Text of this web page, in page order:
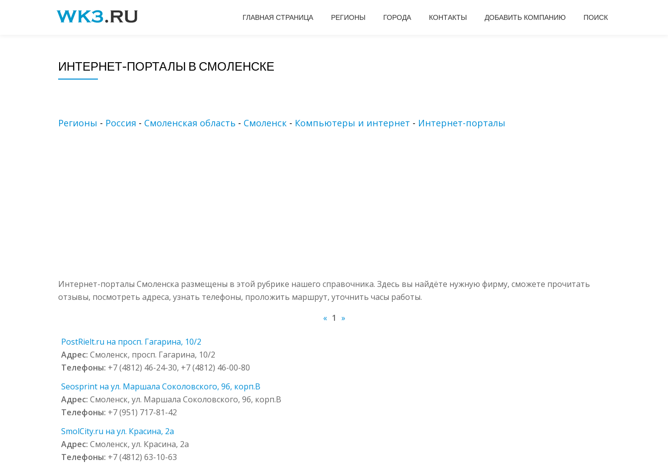
ГЛАВНАЯ СТРАНИЦА РЕГИОНЫ ГОРОДА КОНТАКТЫ ДОБАВИТЬ КОМПАНИЮ ПОИСК
ИНТЕРНЕТ-ПОРТАЛЫ В СМОЛЕНСКЕ
Регионы - Россия - Смоленская область - Смоленск - Компьютеры и интернет - Интернет-порталы
Интернет-порталы Смоленска размещены в этой рубрике нашего справочника. Здесь вы найдёте нужную фирму, сможете прочитать
отзывы, посмотреть адреса, узнать телефоны, проложить маршрут, уточнить часы работы.
« 1 »
PostRielt.ru на просп. Гагарина, 10/2
Адрес:Смоленск, просп. Гагарина, 10/2
Телефоны: +7 (4812) 46-24-30, +7 (4812) 46-00-80
Seosprint на ул. Маршала Соколовского, 9б, корп.В
Адрес:Смоленск, ул. Маршала Соколовского, 9б, корп.В
Телефоны: +7 (951) 717-81-42
SmolCity.ru на ул. Красина, 2а
Адрес:Смоленск, ул. Красина, 2а
Телефоны: +7 (4812) 63-10-63